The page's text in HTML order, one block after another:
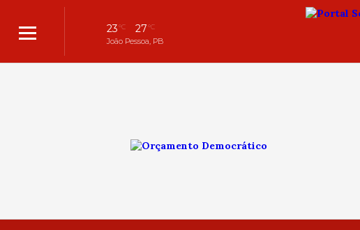
23°C 27°C
João Pessoa, PB